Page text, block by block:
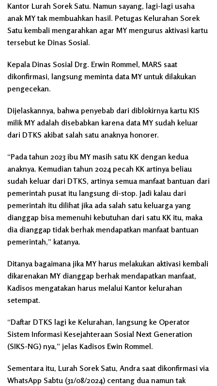
Kantor Lurah Sorek Satu. Namun sayang, lagi-lagi usaha
anak MY tak membuahkan hasil. Petugas Kelurahan Sorek
Satu kembali mengarahkan agar MY mengurus aktivasi kartu
tersebut ke Dinas Sosial.
Kepala Dinas Sosial Drg. Erwin Rommel, MARS saat
dikonfirmasi, langsung meminta data MY untuk dilakukan
pengecekan.
Dijelaskannya, bahwa penyebab dari diblokirnya kartu KIS
milik MY adalah disebabkan karena data MY sudah keluar
dari DTKS akibat salah satu anaknya honorer.
“Pada tahun 2023 ibu MY masih satu KK dengan kedua
anaknya. Kemudian tahun 2024 pecah KK artinya beliau
sudah keluar dari DTKS, artinya semua manfaat bantuan dari
pemerintah pusat itu langsung di-stop. Jadi kalau dari
pemerintah itu dilihat jika ada salah satu keluarga yang
dianggap bisa memenuhi kebutuhan dari satu KK itu, maka
dia dianggap tidak berhak mendapatkan manfaat bantuan
pemerintah,” katanya.
Ditanya bagaimana jika MY harus melakukan aktivasi kembali
dikarenakan MY dianggap berhak mendapatkan manfaat,
Kadisos mengatakan harus melalui Kantor kelurahan
setempat.
“Daftar DTKS lagi ke Kelurahan, langsung ke Operator
Sistem Informasi Kesejahteraan Sosial Next Generation
(SIKS-NG) nya,” jelas Kadisos Ewin Rommel.
Sementara itu, Lurah Sorek Satu, Andra saat dikonfirmasi via
WhatsApp Sabtu (31/08/2024) centang dua namun tak